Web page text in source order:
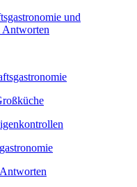
und
Antworten